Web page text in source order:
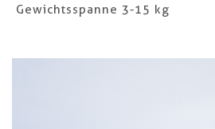
Gewichtsspanne 3-15 kg